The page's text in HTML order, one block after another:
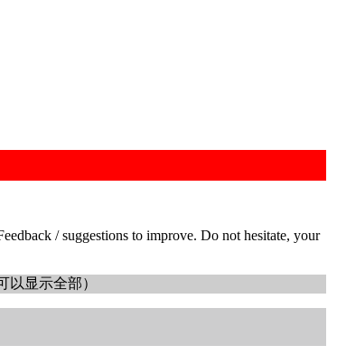
/ suggestions to improve. Do not hesitate, your
显示全部）